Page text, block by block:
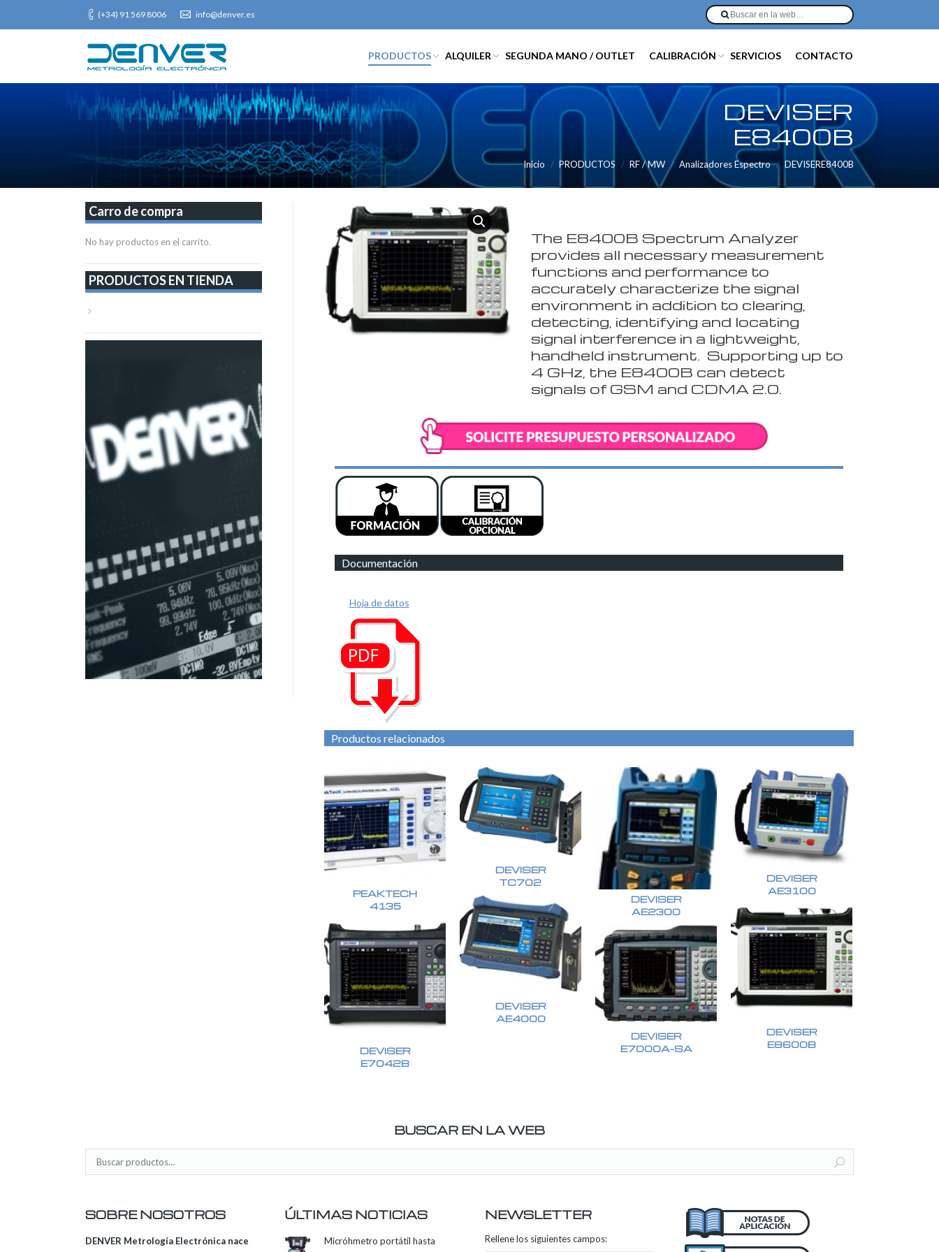
(+34) 91 569 8006 info@denver.es
PRODUCTOS ALQUILER SEGUNDA MANO / OUTLET CALIBRACIÓN SERVICIOS CONTACTO
DEVISER
E8400B
Inicio PRODUCTOS RF / MW Analizadores Espectro DEVISERE8400B
The E8400B Spectrum Analyzer
provides all necessary measurement
functions and performance to
accurately characterize the signal
environment in addition to clearing,
detecting, identifying and locating
signal interference in a lightweight,
handheld instrument. Supporting up to
4 GHz, the E8400B can detect
signals of GSM and CDMA 2.0.
Documentación
Hoja de datos
Productos relacionados
PEAKTECH
4135
DEVISER
TC702
DEVISER
AE2300
DEVISER
AE3100
DEVISER
AE4000
DEVISER
E8600B
DEVISER
E7042B
DEVISER
E7000A-SA
Carro de compra
No hay productos en el carrito.
PRODUCTOS EN TIENDA
BUSCAR EN LA WEB
SOBRE NOSOTROS
DENVER Metrología Electrónica nace
ÚLTIMAS NOTICIAS
Micróhmetro portátil hasta
NEWSLETTER
Rellene los siguientes campos: